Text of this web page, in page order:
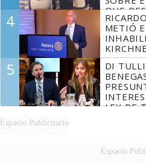
QUE
MARIDO
4
METIÓ
5
DI
LEY DE
Espacio Publicitario
Espacio